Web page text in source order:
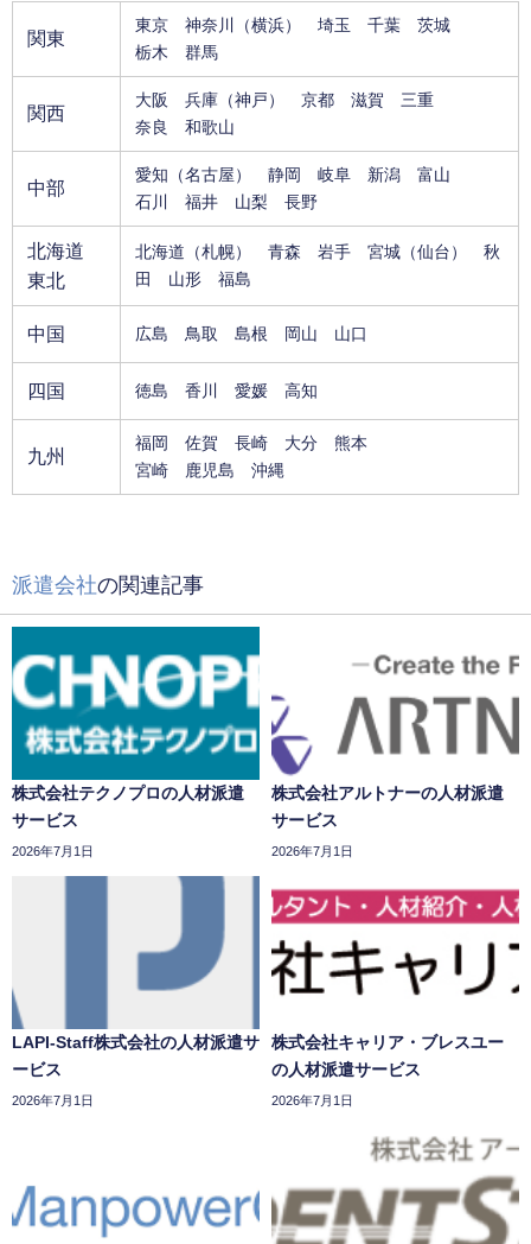
関東
東京 神奈川 （横浜） 埼玉 千葉
茨城
栃木
群馬
関西
大阪 兵庫 （神戸） 京都 滋賀
三重
奈良
和歌山
中部
愛知 （名古屋） 静岡 岐阜 新潟
富山
石川
福井 山梨 長野
北海道
東北
北海道 （札幌） 青森 岩手 宮城 （仙台）
秋
田
山形 福島
中国 広島 鳥取 島根 岡山 山口
四国 徳島 香川 愛媛 高知
九州
福岡 佐賀 長崎 大分
熊本
宮崎
鹿児島 沖縄
派遣会社の関連記事
株式会社テクノプロの人材派遣
サービス
2026年7月1日
株式会社アルトナーの人材派遣
サービス
2026年7月1日
LAPI-Staff株式会社の人材派遣サ
ービス
2026年7月1日
株式会社キャリア・ブレスユー
の人材派遣サービス
2026年7月1日